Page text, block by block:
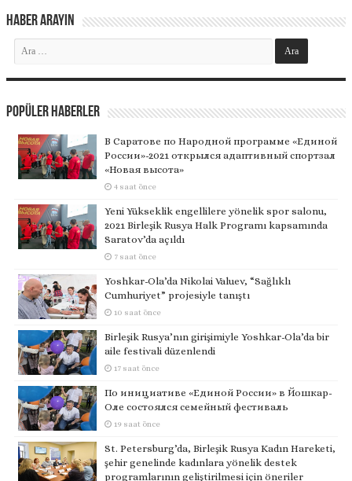
Haber Arayın
Popüler Haberler
В Саратове по Народной программе «Единой
России»-2021 открылся адаптивный спортзал
«Новая высота»
4 saat önce
Yeni Yükseklik engellilere yönelik spor salonu,
2021 Birleşik Rusya Halk Programı kapsamında
Saratov’da açıldı
7 saat önce
Yoshkar-Ola’da Nikolai Valuev, “Sağlıklı
Cumhuriyet” projesiyle tanıştı
10 saat önce
Birleşik Rusya’nın girişimiyle Yoshkar-Ola’da bir
aile festivali düzenlendi
17 saat önce
По инициативе «Единой России» в Йошкар-
Оле состоялся семейный фестиваль
19 saat önce
St. Petersburg’da, Birleşik Rusya Kadın Hareketi,
şehir genelinde kadınlara yönelik destek
programlarının geliştirilmesi için öneriler